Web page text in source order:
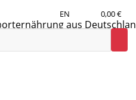
EN 0,00 €